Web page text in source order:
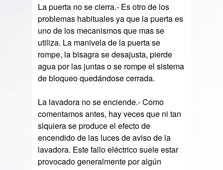
La puerta no se cierra.- Es otro de los
problemas habituales ya que la puerta es
uno de los mecanismos que mas se
utiliza. La manivela de la puerta se
rompe, la bisagra se desajusta, pierde
agua por las juntas o se rompe el sistema
de bloqueo quedándose cerrada.
La lavadora no se enciende.- Como
comentamos antes, hay veces que ni tan
siquiera se produce el efecto de
encendido de las luces de aviso de la
lavadora. Este fallo eléctrico suele estar
provocado generalmente por algún